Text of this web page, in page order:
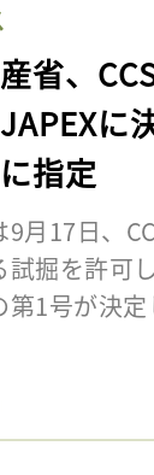
産省、
に
指定
月17日、
掘を許可
第1号が決